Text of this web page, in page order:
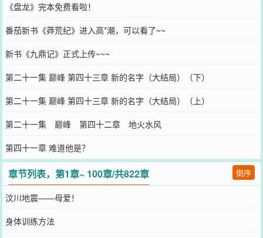
《盘龙》完本免费看啦！
番茄新书《莽荒纪》进入高*潮，可以看了~~
新书《九鼎记》正式上传~~~
第二十一集 巅峰 第四十三章 新的名字（大结局）（下）
第二十一集 巅峰 第四十三章 新的名字（大结局）（上）
第二十一集 巅峰 第四十二章 地火水风
第四十一章 难道他是？
章节列表，第1章~ 100章/共822章 倒序
汶川地震——母爱！
身体训练方法